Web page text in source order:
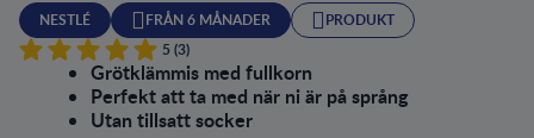
NESTLÉ FRÅN 6 MÅNADER
PRODUKT
5 (3)
Grötklämmis med fullkorn
Perfekt att ta med när ni är på språng
Utan tillsatt socker